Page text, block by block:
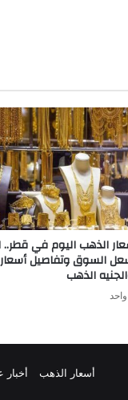
الذهب اليوم في قطر..
السوق وتفاصيل
الذهب
أسعار الذهب أخبار